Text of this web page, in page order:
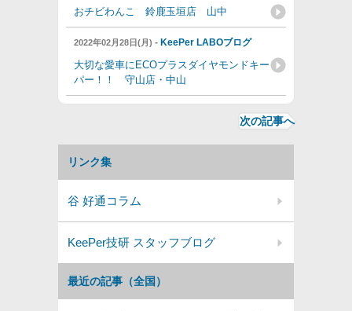
おチビわんこ 鈴鹿玉垣店 山中
2022年02月28日(月) - KeePer LABOブログ
大切な愛車にECOプラスダイヤモンドキー
パー！！ 守山店・中山
次の記事へ
最近の記事（全国）
リンク集
谷 好通コラム
KeePer技研 スタッフブログ